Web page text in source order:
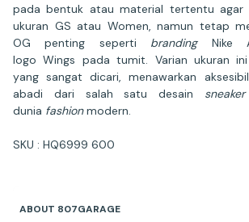
pada bentuk atau material tertentu agar
ukuran GS atau Women, namun tetap
OG penting seperti brandingNike
logo Wings pada tumit. Varian ukuran
yang sangat dicari, menawarkan
abadi dari salah satu desain sneaker
dunia fashionmodern.
SKU : HQ6999 600
ABOUT 807GARAGE